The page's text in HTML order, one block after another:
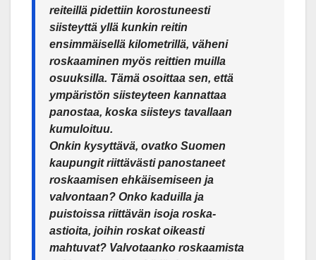
reiteillä pidettiin korostuneesti
siisteyttä yllä kunkin reitin
ensimmäisellä kilometrillä, väheni
roskaaminen myös reittien muilla
osuuksilla. Tämä osoittaa sen, että
ympäristön siisteyteen kannattaa
panostaa, koska siisteys tavallaan
kumuloituu.
Onkin kysyttävä, ovatko Suomen
kaupungit riittävästi panostaneet
roskaamisen ehkäisemiseen ja
valvontaan? Onko kaduilla ja
puistoissa riittävän isoja roska-
astioita, joihin roskat oikeasti
mahtuvat? Valvotaanko roskaamista